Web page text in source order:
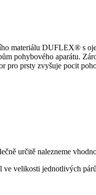
materiálu DUFLEX® s
pohybového aparátu.
pro prsty zvyšuje pocit
určitě nalezneme
velikosti jednotlivých